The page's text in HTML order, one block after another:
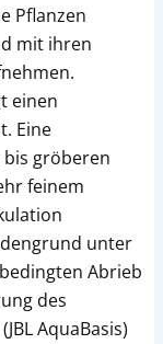
Pflanzen
mit ihren
einen
Eine
gröberen
feinem
unter
Abrieb
des
AquaBasis)